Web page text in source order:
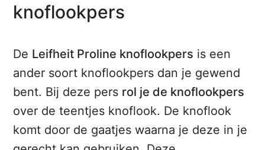
knoflookpers
De Leifheit Proline knoflookpers is een
ander soort knoflookpers dan je gewend
bent. Bij deze pers rol je de knoflookpers
over de teentjes knoflook. De knoflook
komt door de gaatjes waarna je deze in je